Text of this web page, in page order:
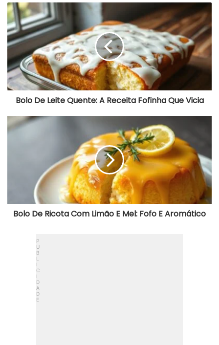
Bolo
De
Leite
Quente:
A
Receita
Fofinha
Que
Vicia
Bolo De Leite Quente: A Receita Fofinha Que Vicia
Bolo
De
Aromático
Bolo De Ricota Com Limão E Mel: Fofo E Aromático